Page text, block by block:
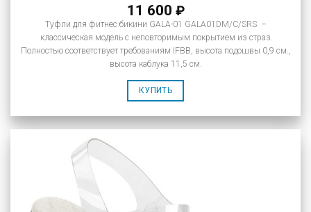
11 600 ₽
Туфли для фитнес бикини GALA-01 GALA01DM/C/SRS –
классическая модель с неповторимым покрытием из страз.
Полностью соответствует требованиям IFBB, высота подошвы 0,9 см.,
высота каблука 11,5 см.
КУПИТЬ